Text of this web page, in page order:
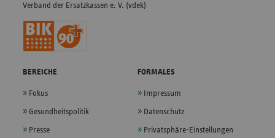
Verband der Ersatzkassen e. V. (vdek)
BEREICHE
Fokus
Gesundheitspolitik
Presse
FORMALES
Impressum
Datenschutz
Privatsphäre-Einstellungen